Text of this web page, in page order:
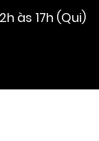
às 17h (Qui)